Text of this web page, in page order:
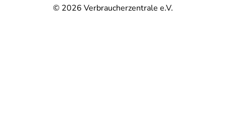
© 2026 Verbraucherzentrale e.V.